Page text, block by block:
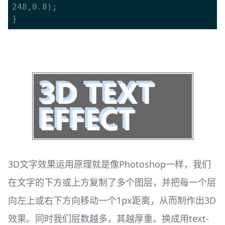
248,0.8);
3D文字效果运用原理就是像Photoshop一样，我们
在文字的下方或上方复制了多个图层，并把每一个层
向左上或右下方向移动一个1px距离，从而制作出3D
效果。同时我们层数越多，其越厚重。换成用text-